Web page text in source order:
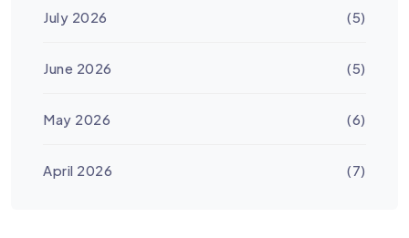
July 2026 (5)
June 2026 (5)
May 2026 (6)
April 2026 (7)